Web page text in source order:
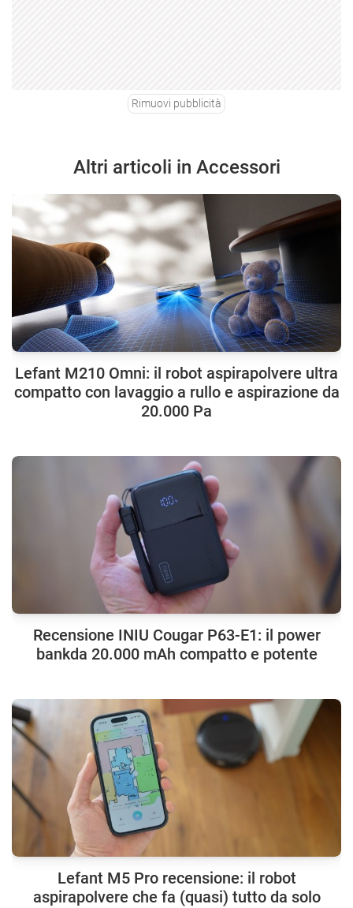
Rimuovi pubblicità
Altri articoli in Accessori
Lefant M210 Omni: il robot aspirapolvere ultra
compatto con lavaggio a rullo e aspirazione da
20.000 Pa
Recensione INIU Cougar P63-E1: il power
bankda 20.000 mAh compatto e potente
Lefant M5 Pro recensione: il robot
aspirapolvere che fa (quasi) tutto da solo